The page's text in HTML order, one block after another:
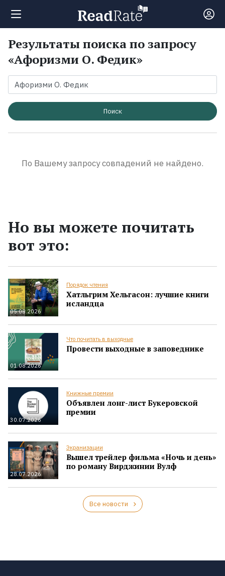
Поиск
Новости
Рейтинги
Результаты поиска по запросу
«Афоризми О. Федик»
Поиск
По Вашему запросу совпадений не найдено.
Но вы можете почитать
вот это:
05.08.2026
Порядок чтения
Хатльгрим Хельгасон: лучшие книги
исландца
01.08.2026
Что почитать в выходные
Провести выходные в заповеднике
30.07.2026
Книжные премии
Объявлен лонг-лист Букеровской
премии
28.07.2026
Экранизации
Вышел трейлер фильма «Ночь и день»
по роману Вирджинии Вулф
Все новости